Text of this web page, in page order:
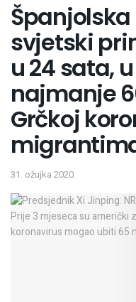
svjetski
u 24 sata,
najmanje
Grčkoj
31. ožujka 2020.